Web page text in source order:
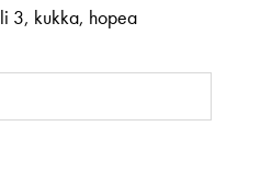
3, kukka, hopea